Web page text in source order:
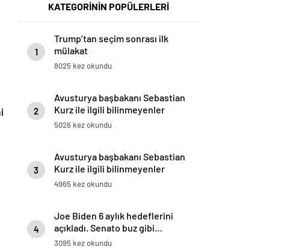
KATEGORİNİN POPÜLERLERİ
1
Trump’tan seçim sonrası ilk
mülakat
8025 kez okundu
2
Avusturya başbakanı Sebastian
Kurz ile ilgili bilinmeyenler
5026 kez okundu
3
Avusturya başbakanı Sebastian
Kurz ile ilgili bilinmeyenler
4965 kez okundu
4
Joe Biden 6 aylık hedeflerini
açıkladı. Senato buz gibi…
3095 kez okundu